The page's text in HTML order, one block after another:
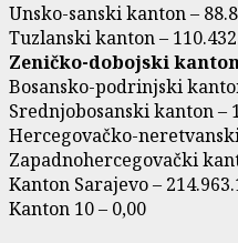
Unsko-sanski kanton –
Tuzlanski kanton –
Zeničko-dobojski kanton
Bosansko-podrinjski
Srednjobosanski kanton –
Hercegovačko-
Zapadnohercegovački
Kanton Sarajevo –
Kanton 10 – 0,00